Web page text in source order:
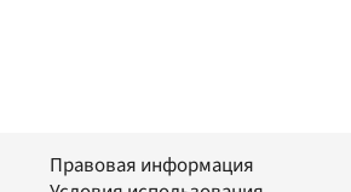
Правовая информация